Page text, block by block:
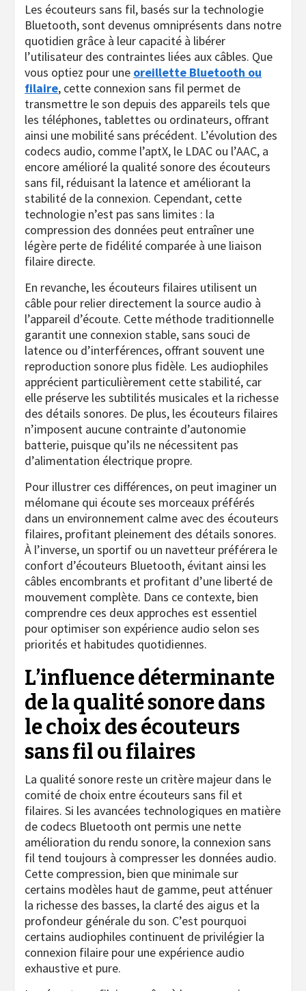
Les écouteurs sans fil, basés sur la technologie
Bluetooth, sont devenus omniprésents dans notre
quotidien grâce à leur capacité à libérer
l’utilisateur des contraintes liées aux câbles. Que
vous optiez pour une oreillette Bluetooth ou
filaire, cette connexion sans fil permet de
transmettre le son depuis des appareils tels que
les téléphones, tablettes ou ordinateurs, offrant
ainsi une mobilité sans précédent. L’évolution des
codecs audio, comme l’aptX, le LDAC ou l’AAC, a
encore amélioré la qualité sonore des écouteurs
sans fil, réduisant la latence et améliorant la
stabilité de la connexion. Cependant, cette
technologie n’est pas sans limites : la
compression des données peut entraîner une
légère perte de fidélité comparée à une liaison
filaire directe.
En revanche, les écouteurs filaires utilisent un
câble pour relier directement la source audio à
l’appareil d’écoute. Cette méthode traditionnelle
garantit une connexion stable, sans souci de
latence ou d’interférences, offrant souvent une
reproduction sonore plus fidèle. Les audiophiles
apprécient particulièrement cette stabilité, car
elle préserve les subtilités musicales et la richesse
des détails sonores. De plus, les écouteurs filaires
n’imposent aucune contrainte d’autonomie
batterie, puisque qu’ils ne nécessitent pas
d’alimentation électrique propre.
Pour illustrer ces différences, on peut imaginer un
mélomane qui écoute ses morceaux préférés
dans un environnement calme avec des écouteurs
filaires, profitant pleinement des détails sonores.
À l’inverse, un sportif ou un navetteur préférera le
confort d’écouteurs Bluetooth, évitant ainsi les
câbles encombrants et profitant d’une liberté de
mouvement complète. Dans ce contexte, bien
comprendre ces deux approches est essentiel
pour optimiser son expérience audio selon ses
priorités et habitudes quotidiennes.
L’influence déterminante
de la qualité sonore dans
le choix des écouteurs
sans fil ou filaires
La qualité sonore reste un critère majeur dans le
comité de choix entre écouteurs sans fil et
filaires. Si les avancées technologiques en matière
de codecs Bluetooth ont permis une nette
amélioration du rendu sonore, la connexion sans
fil tend toujours à compresser les données audio.
Cette compression, bien que minimale sur
certains modèles haut de gamme, peut atténuer
la richesse des basses, la clarté des aigus et la
profondeur générale du son. C’est pourquoi
certains audiophiles continuent de privilégier la
connexion filaire pour une expérience audio
exhaustive et pure.